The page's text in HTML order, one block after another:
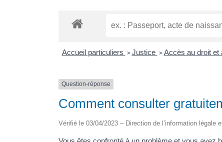
Accueil particuliers > Justice > Accès au droit et
Question-réponse
Comment consulter
Vérifié le 03/04/2023 – Direction de l’information légale